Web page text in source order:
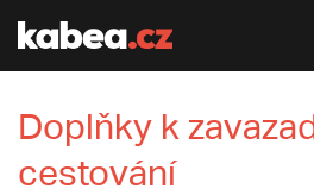
Doplňky k
cestování